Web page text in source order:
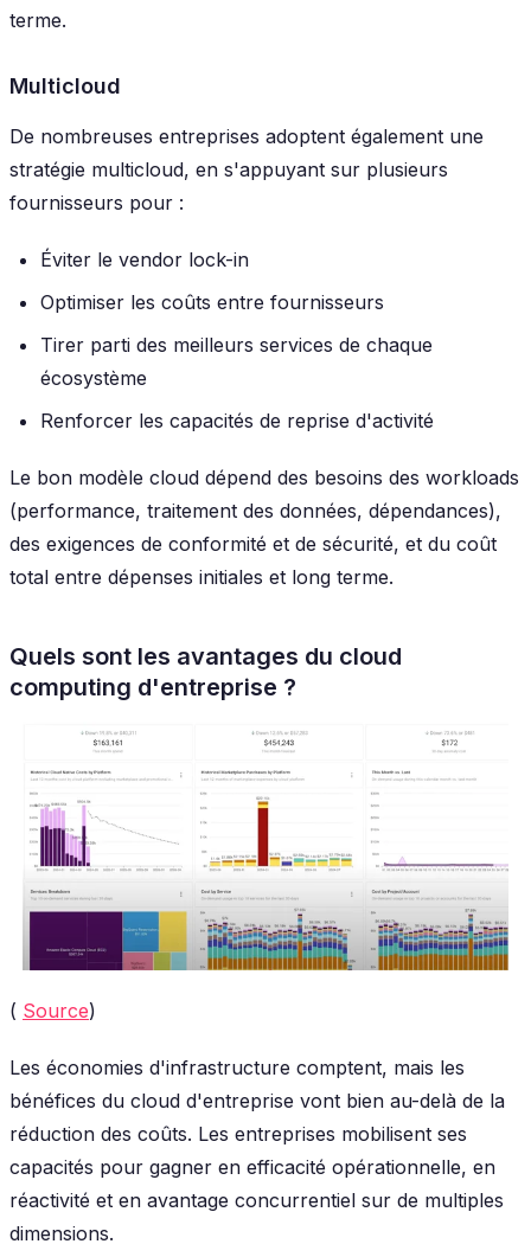
terme.
Multicloud
De nombreuses entreprises adoptent également une
stratégie multicloud, en s'appuyant sur plusieurs
fournisseurs pour :
Éviter le vendor lock-in
Optimiser les coûts entre fournisseurs
Tirer parti des meilleurs services de chaque
écosystème
Renforcer les capacités de reprise d'activité
Le bon modèle cloud dépend des besoins des workloads
(performance, traitement des données, dépendances),
des exigences de conformité et de sécurité, et du coût
total entre dépenses initiales et long terme.
Quels sont les avantages du cloud
computing d'entreprise ?
( Source)
Les économies d'infrastructure comptent, mais les
bénéfices du cloud d'entreprise vont bien au-delà de la
réduction des coûts. Les entreprises mobilisent ses
capacités pour gagner en efficacité opérationnelle, en
réactivité et en avantage concurrentiel sur de multiples
dimensions.